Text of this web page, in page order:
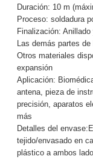
Duración: 10 m
Proceso: soldadura
Finalización:
Las demás partes
Otros materiales
expansión
Aplicación:
antena, pieza de
precisión, aparatos
más
Detalles del
tejido/envasado en
plástico a ambos